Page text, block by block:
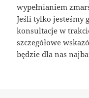
wypełnianiem
Jeśli tylko jesteśmy
konsultacje w
szczegółowe
będzie dla nas